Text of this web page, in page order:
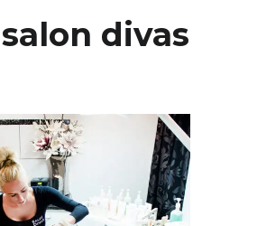
salon divas